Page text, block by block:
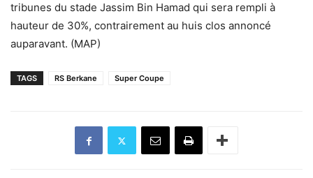
tribunes du stade Jassim Bin Hamad qui sera rempli à
hauteur de 30%, contrairement au huis clos annoncé
auparavant. (MAP)
TAGS RS Berkane Super Coupe